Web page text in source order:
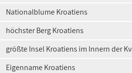
Nationalblume Kroatiens
höchster Berg Kroatiens
größte Insel Kroatiens im Innern der
Eigenname Kroatiens